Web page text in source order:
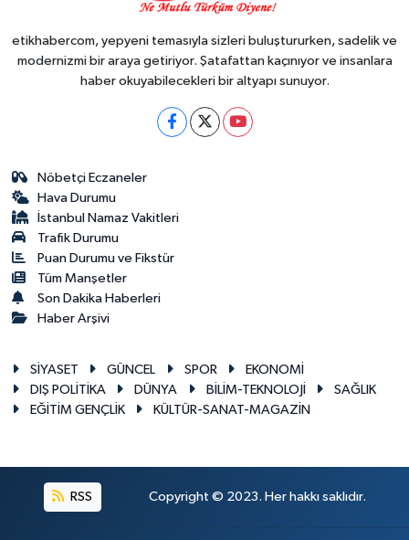
etikhabercom, yepyeni temasıyla sizleri buluştururken, sadelik ve
modernizmi bir araya getiriyor. Şatafattan kaçınıyor ve insanlara
haber okuyabilecekleri bir altyapı sunuyor.
Nöbetçi Eczaneler
Hava Durumu
İstanbul Namaz Vakitleri
Trafik Durumu
Puan Durumu ve Fikstür
Tüm Manşetler
Son Dakika Haberleri
Haber Arşivi
SİYASET GÜNCEL SPOR
EKONOMİ
DIŞ POLİTİKA
DÜNYA BİLİM-TEKNOLOJİ
SAĞLIK
EĞİTİM GENÇLİK
KÜLTÜR-SANAT-MAGAZİN
RSS Copyright © 2023. Her hakkı saklıdır.